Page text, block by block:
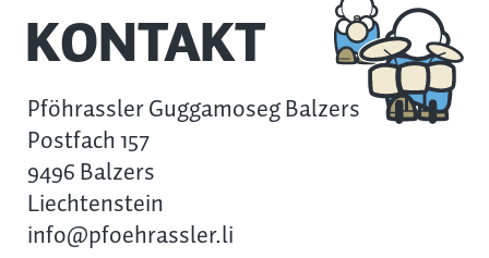
KONTAKT
Pföhrassler Guggamoseg Balzers
Postfach 157
9496 Balzers
Liechtenstein
info@pfoehrassler.li